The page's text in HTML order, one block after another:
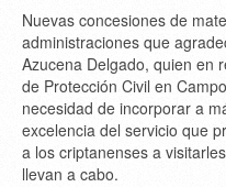
Nuevas concesiones de
administraciones que
Azucena Delgado, quien en
de Protección Civil en
necesidad de incorporar a
excelencia del servicio que
a los criptanenses a
llevan a cabo.